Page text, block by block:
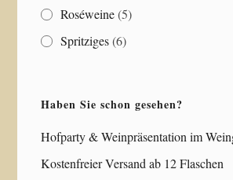
Roséweine (5)
Spritziges (6)
Haben Sie schon gesehen?
Hofparty & Weinpräsentation im
Kostenfreier Versand ab 12 Flaschen